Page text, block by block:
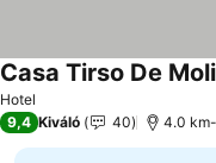
Hotel
Casa Tirso De
9,4 Kiváló 40 4.0